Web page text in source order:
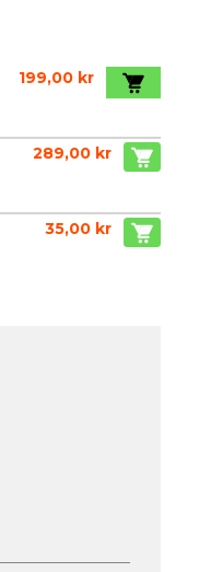
199,00 kr
289,00 kr
35,00 kr